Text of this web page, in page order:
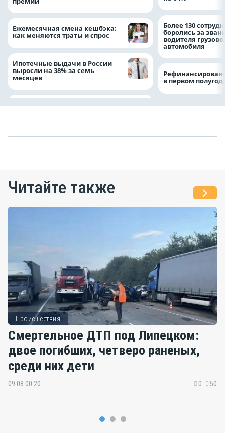
Ежемесячная смена кешбэка:
как меняются траты и спрос
Ипотечные выдачи в России
выросли на 38% за семь
месяцев
Более 130
боролись за
водителя
автомобиля
в первом
Читайте также
Происшествия
Смертельное ДТП под Липецком:
двое погибших, четверо раненых,
среди них дети
09.08 00:20 0 50